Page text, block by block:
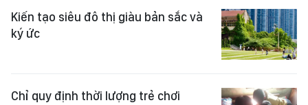
Kiến tạo siêu đô thị giàu bản sắc và
ký ức
Chỉ quy định thời lượng trẻ chơi